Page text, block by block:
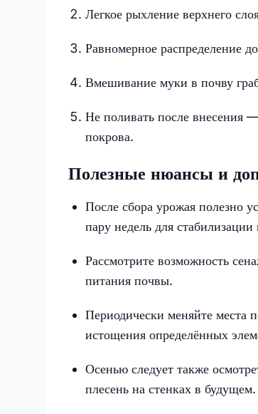
Легкое рыхление верхнего
Равномерное распределение
Вмешивание муки в почву
Не поливать после внесения
покрова.
Полезные нюансы и
После сбора урожая полезно
пару недель для
Рассмотрите возможность
питания почвы.
Периодически меняйте места
истощения определённых
Осенью следует также
плесень на стенках в будущем.